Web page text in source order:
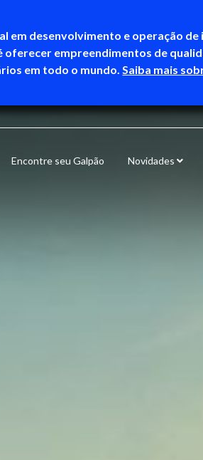
em desenvolvimento e operação de
empreendimentos de
em todo o mundo. Saiba mais
Encontre seu Galpão Novidades